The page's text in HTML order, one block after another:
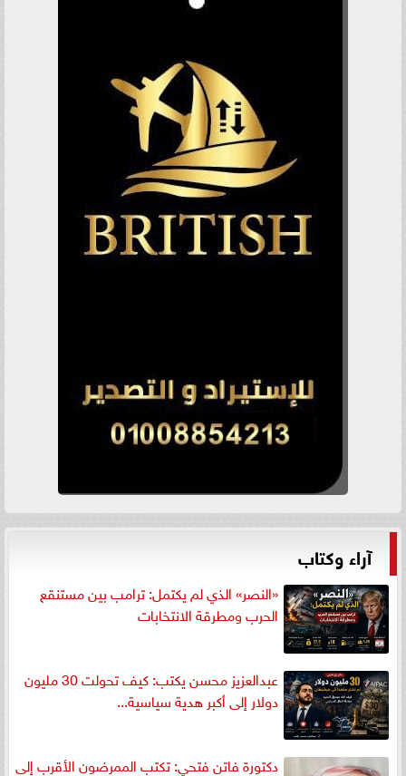
آراء وكتاب
«النصر» الذي لم يكتمل: ترامب بين مستنقع
الحرب ومطرقة الانتخابات
عبدالعزيز محسن يكتب: كيف تحولت 30 مليون
دولار إلى أكبر هدية سياسية...
دكتورة فاتن فتحي: تكتب الممرضون الأقرب إلى